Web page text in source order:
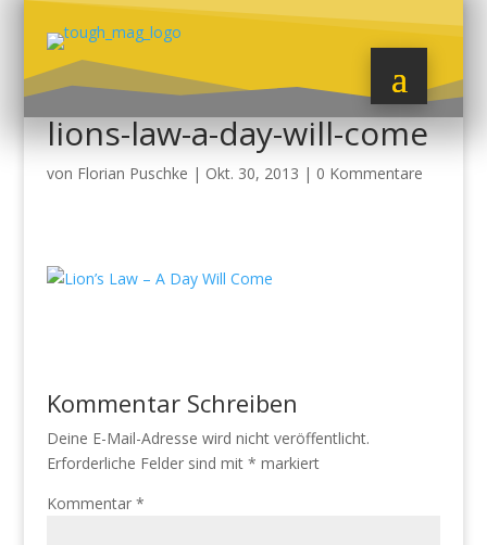
lions-law-a-day-will-come
von Florian Puschke | Okt. 30, 2013 | 0 Kommentare
Kommentar Schreiben
Deine E-Mail-Adresse wird nicht veröffentlicht.
Erforderliche Felder sind mit * markiert
Kommentar *